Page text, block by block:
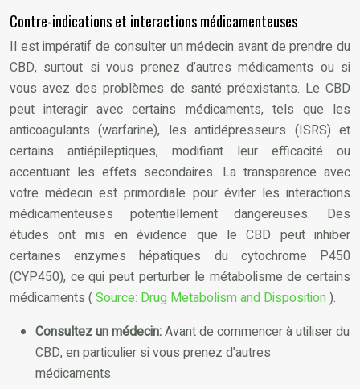
Contre-indications et interactions médicamenteuses
Il est impératif de consulter un médecin avant de prendre du
CBD, surtout si vous prenez d’autres médicaments ou si
vous avez des problèmes de santé préexistants. Le CBD
peut interagir avec certains médicaments, tels que les
anticoagulants (warfarine), les antidépresseurs (ISRS) et
certains antiépileptiques, modifiant leur efficacité ou
accentuant les effets secondaires. La transparence avec
votre médecin est primordiale pour éviter les interactions
médicamenteuses potentiellement dangereuses. Des
études ont mis en évidence que le CBD peut inhiber
certaines enzymes hépatiques du cytochrome P450
(CYP450), ce qui peut perturber le métabolisme de certains
médicaments (Source: Drug Metabolism and Disposition).
Consultez un médecin:Avant de commencer à utiliser du
CBD, en particulier si vous prenez d’autres
médicaments.